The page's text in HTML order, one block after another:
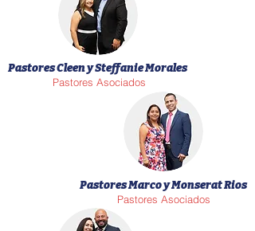
Pastores Cleen y Steffanie Morales
Pastores Asociados
Pastores Marco y Monserat Rios
Pastores Asociados